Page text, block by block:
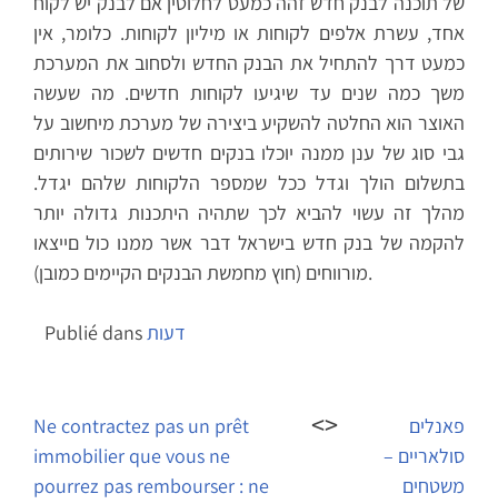
אחד, עשרת אלפים לקוחות או מיליון לקוחות. כלומר, אין
כמעט דרך להתחיל את הבנק החדש ולסחוב את המערכת
משך כמה שנים עד שיגיעו לקוחות חדשים. מה שעשה
האוצר הוא החלטה להשקיע ביצירה של מערכת מיחשוב על
גבי סוג של ענן ממנה יוכלו בנקים חדשים לשכור שירותים
בתשלום הולך וגדל ככל שמספר הלקוחות שלהם יגדל.
מהלך זה עשוי להביא לכך שתהיה היתכנות גדולה יותר
להקמה של בנק חדש בישראל דבר אשר ממנו כול םייצאו
מורווחים (חוץ מחמשת הבנקים הקיימים כמובן).
Publié dansדעות
de
l’article
Ne contractez pas un prêt
immobilier que vous ne
pourrez pas rembourser : ne
פאנלים
סולאריים –
משטחים